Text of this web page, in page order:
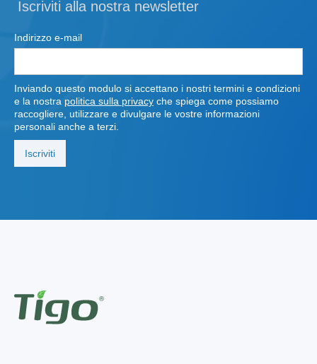
Iscriviti alla nostra newsletter
Indirizzo e-mail
Inviando questo modulo si accettano i nostri termini e condizioni
e la nostra politica sulla privacy che spiega come possiamo
raccogliere, utilizzare e divulgare le vostre informazioni
personali anche a terzi.